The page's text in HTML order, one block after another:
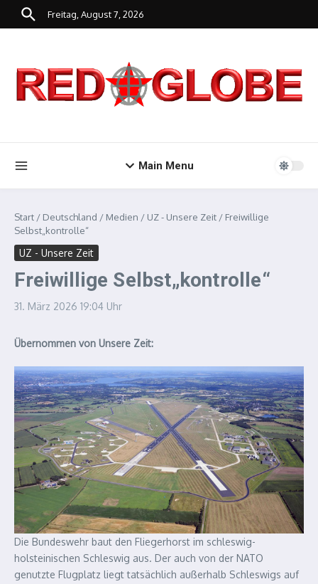
Zum Inhalt springen
Freitag, August 7, 2026
Main Menu
Start / Deutschland / Medien / UZ - Unsere Zeit / Freiwillige
Selbst„kontrolle“
UZ - Unsere Zeit
Freiwillige Selbst„kontrolle“
31. März 2026 19:04 Uhr
Übernommen von Unsere Zeit:
Die Bundeswehr baut den Fliegerhorst im schleswig-
holsteinischen Schleswig aus. Der auch von der NATO
genutzte Flugplatz liegt tatsächlich außerhalb Schleswigs auf